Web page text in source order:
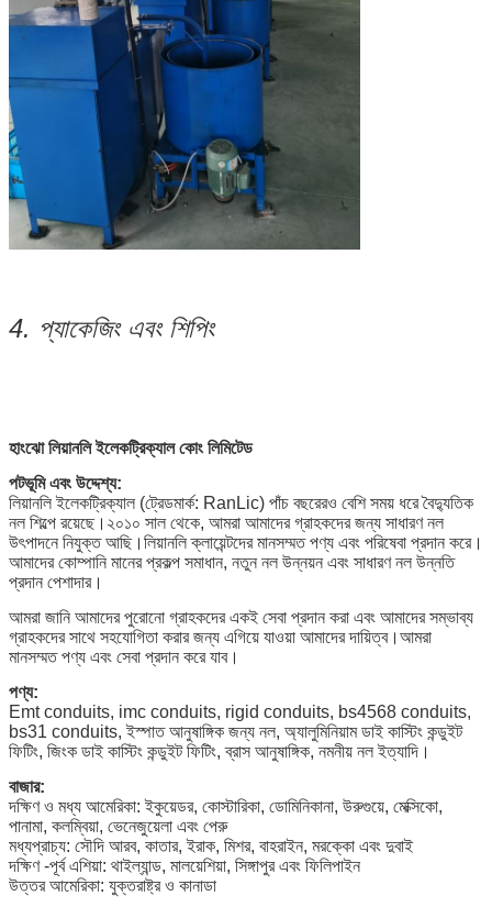
4. প্যাকেজিং এবং শিপিং
হাংঝো লিয়ানলি ইলেকট্রিক্যাল কোং লিমিটেড
পটভূমি এবং উদ্দেশ্য:
লিয়ানলি ইলেকট্রিক্যাল (ট্রেডমার্ক: RanLic) পাঁচ বছরেরও বেশি সময় ধরে বৈদ্যুতিক
নল শিল্পে রয়েছে।২০১০ সাল থেকে, আমরা আমাদের গ্রাহকদের জন্য সাধারণ নল
উৎপাদনে নিযুক্ত আছি।লিয়ানলি ক্লায়েন্টদের মানসম্মত পণ্য এবং পরিষেবা প্রদান করে।
আমাদের কোম্পানি মানের প্রকল্প সমাধান, নতুন নল উন্নয়ন এবং সাধারণ নল উন্নতি
প্রদান পেশাদার।
আমরা জানি আমাদের পুরোনো গ্রাহকদের একই সেবা প্রদান করা এবং আমাদের সম্ভাব্য
গ্রাহকদের সাথে সহযোগিতা করার জন্য এগিয়ে যাওয়া আমাদের দায়িত্ব।আমরা
মানসম্মত পণ্য এবং সেবা প্রদান করে যাব।
পণ্য:
Emt conduits, imc conduits, rigid conduits, bs4568 conduits,
bs31 conduits, ইস্পাত আনুষাঙ্গিক জন্য নল, অ্যালুমিনিয়াম ডাই কাস্টিং কন্ডুইট
ফিটিং, জিংক ডাই কাস্টিং কন্ডুইট ফিটিং, ব্রাস আনুষাঙ্গিক, নমনীয় নল ইত্যাদি।
বাজার:
দক্ষিণ ও মধ্য আমেরিকা: ইকুয়েডর, কোস্টারিকা, ডোমিনিকানা, উরুগুয়ে, মেক্সিকো,
পানামা, কলম্বিয়া, ভেনেজুয়েলা এবং পেরু
মধ্যপ্রাচ্য: সৌদি আরব, কাতার, ইরাক, মিশর, বাহরাইন, মরক্কো এবং দুবাই
দক্ষিণ -পূর্ব এশিয়া: থাইল্যান্ড, মালয়েশিয়া, সিঙ্গাপুর এবং ফিলিপাইন
উত্তর আমেরিকা: যুক্তরাষ্ট্র ও কানাডা